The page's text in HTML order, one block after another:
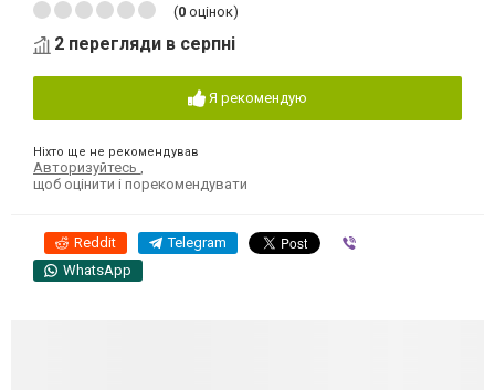
(0 оцінок)
2 перегляди в серпні
Я рекомендую
Ніхто ще не рекомендував
Авторизуйтесь ,
щоб оцінити і порекомендувати
Reddit Telegram
WhatsApp